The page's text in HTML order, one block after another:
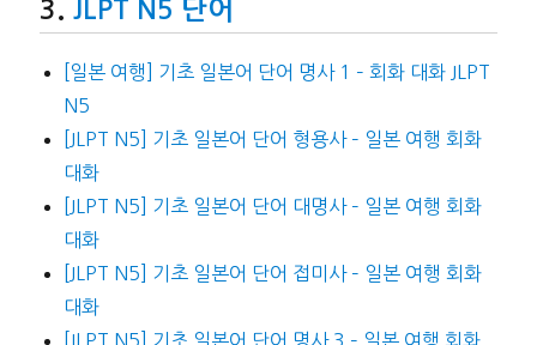
JLPT N5 단어
[일본 여행] 기초 일본어 단어 명사 1 – 회화 대화 JLPT
N5
[JLPT N5] 기초 일본어 단어 형용사 – 일본 여행 회화
대화
[JLPT N5] 기초 일본어 단어 대명사 – 일본 여행 회화
대화
[JLPT N5] 기초 일본어 단어 접미사 – 일본 여행 회화
대화
[JLPT N5] 기초 일본어 단어 명사 3 – 일본 여행 회화